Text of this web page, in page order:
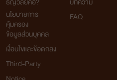
นโยบายการ
คุ้มครอง
ข้อมูลส่วนบุคคล
เงื่อนไขและข้อตกลง
Third-Party
FAQ